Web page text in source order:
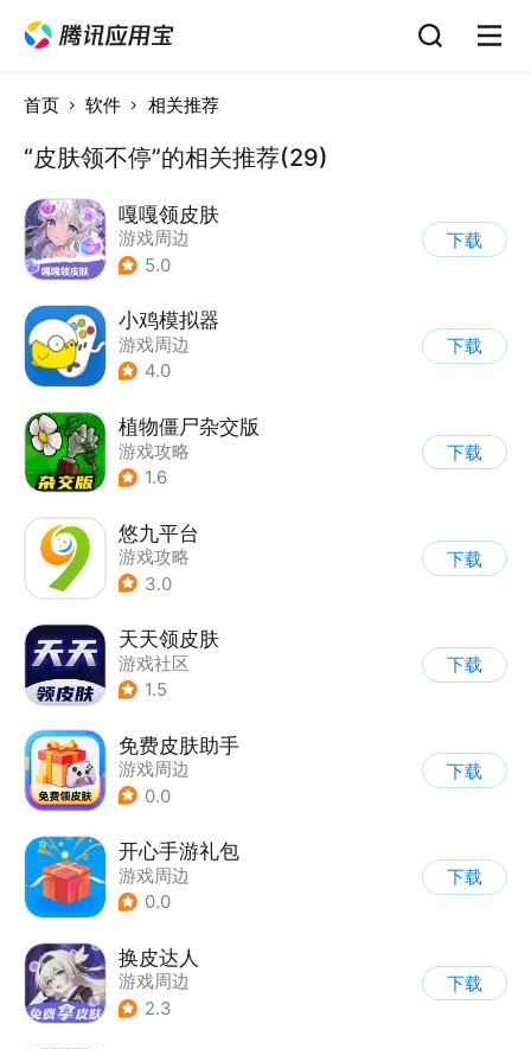
首页 软件 相关推荐
“皮肤领不停”的相关推荐(29)
嘎嘎领皮肤
游戏周边
5.0
下载
小鸡模拟器
游戏周边
4.0
下载
植物僵尸杂交版
游戏攻略
1.6
下载
悠九平台
游戏攻略
3.0
下载
天天领皮肤
游戏社区
1.5
下载
免费皮肤助手
游戏周边
0.0
下载
开心手游礼包
游戏周边
0.0
下载
换皮达人
游戏周边
2.3
下载